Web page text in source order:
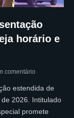
horário e
comentário
estendida de
2026. Intitulado
promete